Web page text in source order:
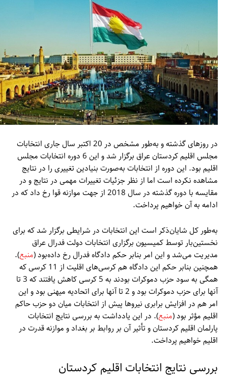
در روزهای گذشته و به‌طور مشخص در 20 اکتبر سال جاری انتخابات
مجلس اقلیم کردستان عراق برگزار شد و این 6 دوره انتخابات مجلس
اقلیم بود. این دوره از انتخابات به‌صورت بنیادین تغییری را در نتایج
مشاهده نکرده است اما از نظر جزئیات تغییرات مهمی در نتایج و در
مقایسه با دوره گذشته در سال 2018 از جهت موازنه قوا رخ داد که در
ادامه به آن خواهیم پرداخت.
به‌طور کل شایان‌ذکر است این انتخابات در شرایطی برگزار شد که برای
نخستین‌بار توسط کمیسیون برگزاری انتخابات دولت فدرال عراق
مدیریت می‌شد و این امر بنابر حکم دادگاه فدرال رخ داده‌بود (منبع).
همچنین بنابر حکم این دادگاه هم کرسی‌های اقلیت از 11 کرسی که
همگی به سود حزب دموکرات بودند به 5 کرسی کاهش یافتند که 3 تا
آنها برای حزب دموکرات بود و 2 تا آنها برای اتحادیه میهنی بود و این
امر هم در افزایش برابری نیروها پیش از انتخابات میان دو حزب حاکم
اقلیم مؤثر بود (منبع). در این یادداشت به بررسی نتایج انتخابات
پارلمان اقلیم کردستان و تأثیر آن بر روابط بر بغداد و موازنه قدرت در
اقلیم خواهیم پرداخت.
بررسی نتایج انتخابات اقلیم کردستان